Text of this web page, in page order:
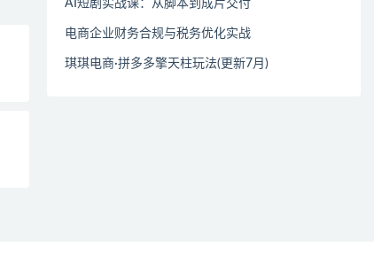
AI短剧实战课：从脚本到成片交付
电商企业财务合规与税务优化实战
琪琪电商·拼多多擎天柱玩法(更新7月)